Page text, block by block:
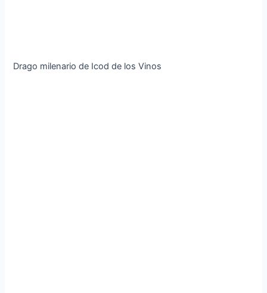
Drago milenario de Icod de los Vinos